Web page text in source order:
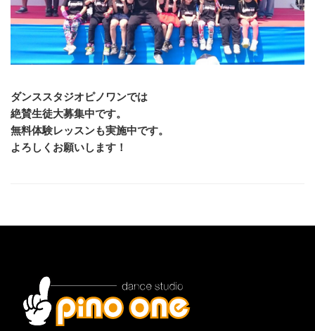
ダンススタジオピノワンでは
絶賛生徒大募集中です。
無料体験レッスンも実施中です。
よろしくお願いします！